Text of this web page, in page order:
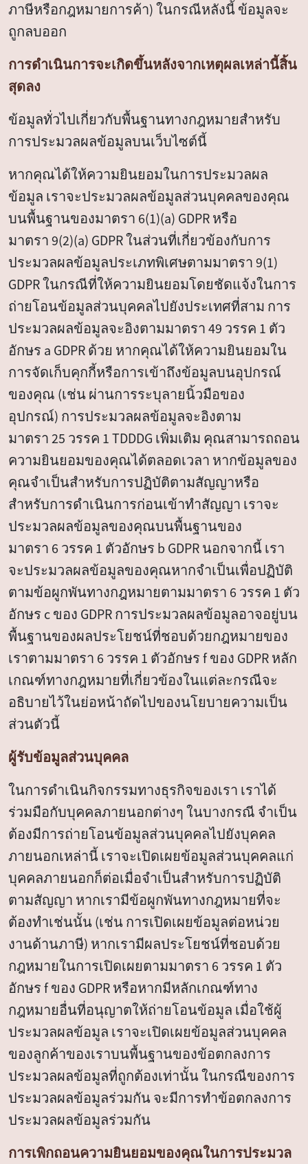
ภาษีหรือกฎหมายการค้า) ในกรณีหลังนี้ ข้อมูลจะ
ถูกลบออก
การดำเนินการจะเกิดขึ้นหลังจากเหตุผลเหล่านี้สิ้น
สุดลง
ข้อมูลทั่วไปเกี่ยวกับพื้นฐานทางกฎหมายสำหรับ
การประมวลผลข้อมูลบนเว็บไซต์นี้
หากคุณได้ให้ความยินยอมในการประมวลผล
ข้อมูล เราจะประมวลผลข้อมูลส่วนบุคคลของคุณ
บนพื้นฐานของมาตรา 6(1)(a) GDPR หรือ
มาตรา 9(2)(a) GDPR ในส่วนที่เกี่ยวข้องกับการ
ประมวลผลข้อมูลประเภทพิเศษตามมาตรา 9(1)
GDPR ในกรณีที่ให้ความยินยอมโดยชัดแจ้งในการ
ถ่ายโอนข้อมูลส่วนบุคคลไปยังประเทศที่สาม การ
ประมวลผลข้อมูลจะอิงตามมาตรา 49 วรรค 1 ตัว
อักษร a GDPR ด้วย หากคุณได้ให้ความยินยอมใน
การจัดเก็บคุกกี้หรือการเข้าถึงข้อมูลบนอุปกรณ์
ของคุณ (เช่น ผ่านการระบุลายนิ้วมือของ
อุปกรณ์) การประมวลผลข้อมูลจะอิงตาม
มาตรา 25 วรรค 1 TDDDG เพิ่มเติม คุณสามารถถอน
ความยินยอมของคุณได้ตลอดเวลา หากข้อมูลของ
คุณจำเป็นสำหรับการปฏิบัติตามสัญญาหรือ
สำหรับการดำเนินการก่อนเข้าทำสัญญา เราจะ
ประมวลผลข้อมูลของคุณบนพื้นฐานของ
มาตรา 6 วรรค 1 ตัวอักษร b GDPR นอกจากนี้ เรา
จะประมวลผลข้อมูลของคุณหากจำเป็นเพื่อปฏิบัติ
ตามข้อผูกพันทางกฎหมายตามมาตรา 6 วรรค 1 ตัว
อักษร c ของ GDPR การประมวลผลข้อมูลอาจอยู่บน
พื้นฐานของผลประโยชน์ที่ชอบด้วยกฎหมายของ
เราตามมาตรา 6 วรรค 1 ตัวอักษร f ของ GDPR หลัก
เกณฑ์ทางกฎหมายที่เกี่ยวข้องในแต่ละกรณีจะ
อธิบายไว้ในย่อหน้าถัดไปของนโยบายความเป็น
ส่วนตัวนี้
ผู้รับข้อมูลส่วนบุคคล
ในการดำเนินกิจกรรมทางธุรกิจของเรา เราได้
ร่วมมือกับบุคคลภายนอกต่างๆ ในบางกรณี จำเป็น
ต้องมีการถ่ายโอนข้อมูลส่วนบุคคลไปยังบุคคล
ภายนอกเหล่านี้ เราจะเปิดเผยข้อมูลส่วนบุคคลแก่
บุคคลภายนอกก็ต่อเมื่อจำเป็นสำหรับการปฏิบัติ
ตามสัญญา หากเรามีข้อผูกพันทางกฎหมายที่จะ
ต้องทำเช่นนั้น (เช่น การเปิดเผยข้อมูลต่อหน่วย
งานด้านภาษี) หากเรามีผลประโยชน์ที่ชอบด้วย
กฎหมายในการเปิดเผยตามมาตรา 6 วรรค 1 ตัว
อักษร f ของ GDPR หรือหากมีหลักเกณฑ์ทาง
กฎหมายอื่นที่อนุญาตให้ถ่ายโอนข้อมูล เมื่อใช้ผู้
ประมวลผลข้อมูล เราจะเปิดเผยข้อมูลส่วนบุคคล
ของลูกค้าของเราบนพื้นฐานของข้อตกลงการ
ประมวลผลข้อมูลที่ถูกต้องเท่านั้น ในกรณีของการ
ประมวลผลข้อมูลร่วมกัน จะมีการทำข้อตกลงการ
ประมวลผลข้อมูลร่วมกัน
การเพิกถอนความยินยอมของคุณในการประมวล